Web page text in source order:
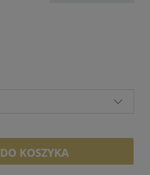
DO KOSZYKA